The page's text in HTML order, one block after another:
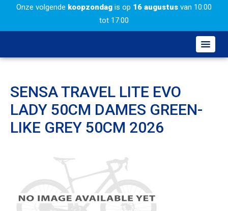
Onze volgende koopzondag is op 16 augustus van 10:00
tot 17:00
SENSA TRAVEL LITE EVO
LADY 50CM DAMES GREEN-
LIKE GREY 50CM 2026